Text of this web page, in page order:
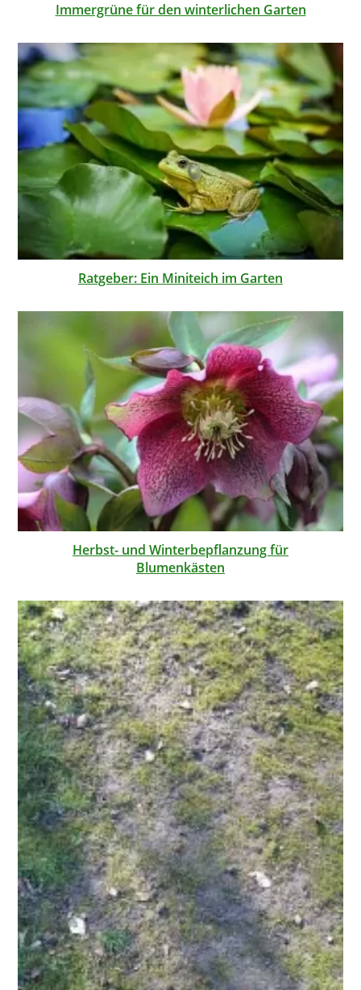
Immergrüne für den winterlichen Garten
Ratgeber: Ein Miniteich im Garten
Herbst- und Winterbepflanzung für
Blumenkästen